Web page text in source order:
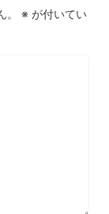
※ が付いてい